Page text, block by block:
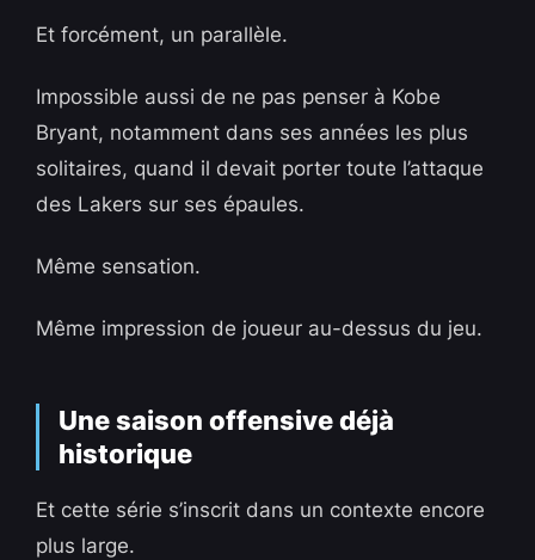
Et forcément, un parallèle.
Impossible aussi de ne pas penser à Kobe
Bryant, notamment dans ses années les plus
solitaires, quand il devait porter toute l’attaque
des Lakers sur ses épaules.
Même sensation.
Même impression de joueur au-dessus du jeu.
Une saison offensive déjà
historique
Et cette série s’inscrit dans un contexte encore
plus large.